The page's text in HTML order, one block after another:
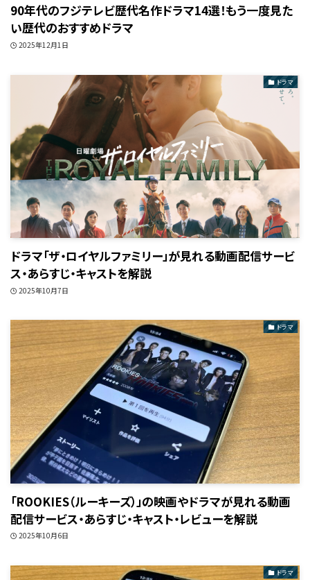
90年代のフジテレビ歴代名作ドラマ14選！もう一度見た
い歴代のおすすめドラマ
2025年12月1日
ドラマ
ドラマ「ザ・ロイヤルファミリー」が見れる動画配信サービ
ス・あらすじ・キャストを解説
2025年10月7日
ドラマ
「ROOKIES（ルーキーズ）」の映画やドラマが見れる動画
配信サービス・あらすじ・キャスト・レビューを解説
2025年10月6日
ドラマ